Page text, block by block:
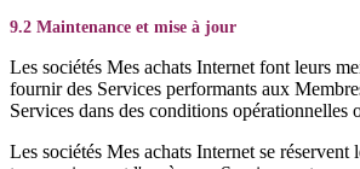
9.2 Maintenance et mise à jour
Les sociétés Mes achats Internet font leurs
fournir des Services performants aux
Services dans des conditions opérationnelles
Les sociétés Mes achats Internet se réservent